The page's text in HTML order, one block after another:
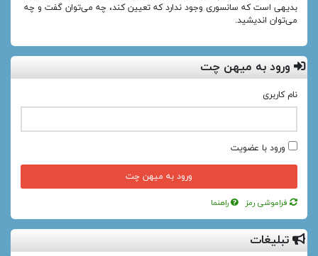
ورود به میهن چت
نام کاربری
ورود با عضویت
فراموشی رمز راهنما
بدیهی است که سانسوری وجود ندارد که تعیین کند، چه می‌توان گفت و چه
می‌توان اندیشید.
تبلیغات